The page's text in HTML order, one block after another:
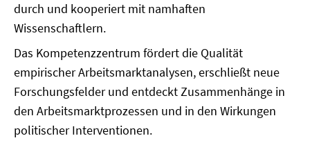
durch und kooperiert mit namhaften
Wissenschaftlern.
Das Kompetenzzentrum fördert die Qualität
empirischer Arbeitsmarktanalysen, erschließt neue
Forschungsfelder und entdeckt Zusammenhänge in
den Arbeitsmarktprozessen und in den Wirkungen
politischer Interventionen.